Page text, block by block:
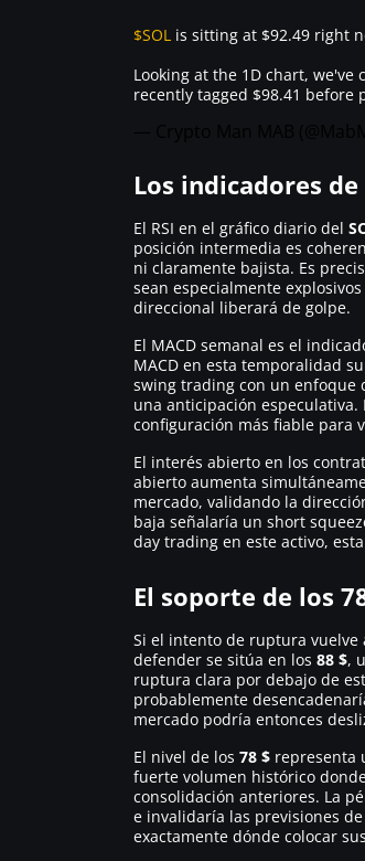
$SOL is sitting at $92.49 right
Looking at the 1D chart,
recently tagged $98.41 before
Los indicadores
El RSI en el gráfico diario del
posición intermedia es
ni claramente bajista. Es
sean especialmente
direccional liberará de golpe.
El MACD semanal es el
MACD en esta temporalidad
swing trading con un enfoque
una anticipación especulativa.
configuración más fiable para
El interés abierto en los
abierto aumenta
mercado, validando la
baja señalaría un short
day trading en este activo,
El soporte de los
Si el intento de ruptura vuelve
defender se sitúa en los 88 $,
ruptura clara por debajo de
probablemente
mercado podría entonces
El nivel de los 78 $ representa
fuerte volumen histórico
consolidación anteriores. La
e invalidaría las previsiones
exactamente dónde colocar